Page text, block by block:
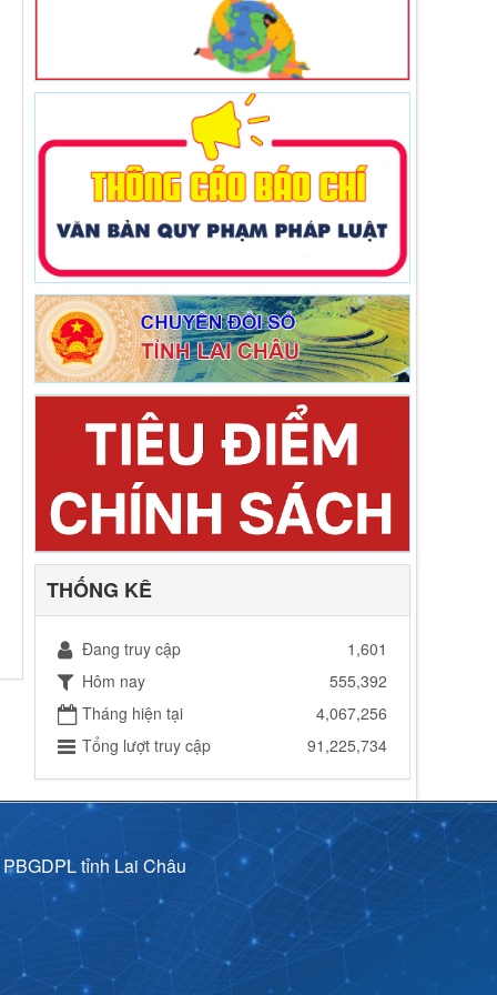
THỐNG KÊ
Đang truy cập
1,601
Hôm nay
555,392
Tháng hiện tại
4,067,256
Tổng lượt truy cập
91,225,734
tỉnh Lai Châu